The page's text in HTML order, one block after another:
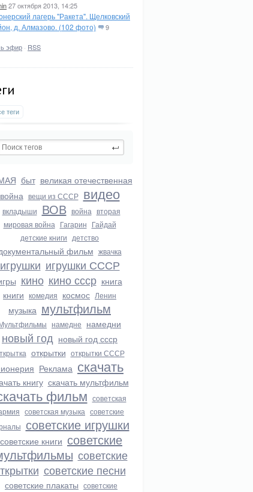
27 октября 2013, 14:25
лагерь "Ракета". Щелковский
д. Алмазово. (102 фото)
9
эфир · RSS
теги
быт великая отечественная
война вещи из СССР видео
вкладыши ВОВ война вторая
мировая война Гагарин Гайдай
детские книги детство
фильм жвачка
игрушки игрушки СССР
кино кино ссср книга
книги комедия космос Ленин
музыка мультфильм
намедне намедни
новый год новый год ссср
открытки открытки СССР
Реклама скачать
книгу скачать мультфильм
фильм советская
советская музыка советские
советские игрушки
советские книги советские
советские
советские песни
советские плакаты советские